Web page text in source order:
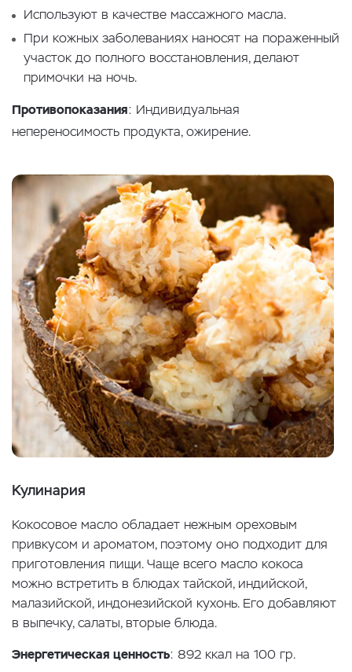
Используют в качестве массажного масла.
При кожных заболеваниях наносят на пораженный
участок до полного восстановления, делают
примочки на ночь.
Противопоказания: Индивидуальная
непереносимость продукта, ожирение.
Кулинария
Кокосовое масло обладает нежным ореховым
привкусом и ароматом, поэтому оно подходит для
приготовления пищи. Чаще всего масло кокоса
можно встретить в блюдах тайской, индийской,
малазийской, индонезийской кухонь. Его добавляют
в выпечку, салаты, вторые блюда.
Энергетическая ценность: 892 ккал на 100 гр.